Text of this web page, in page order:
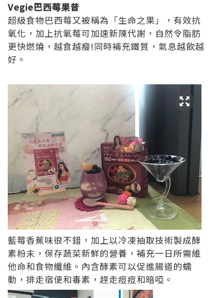
Vegie巴西莓果昔
超級食物巴西莓又被稱為「生命之果」，有效抗
氧化，加上抗氧莓可加速新陳代謝，自然令脂肪
更快燃燒，越食越瘦!同時補充鐵質，氣息越飲越
好。
藍莓香蕉味很不錯，加上以冷凍抽取技術製成酵
素粉末，保存蔬菜新鮮的營養，補充一日所需維
他命和食物纖維。內含酵素可以促進腸道的蠕
動，排走宿便和毒素，趕走痘痘和暗啞。